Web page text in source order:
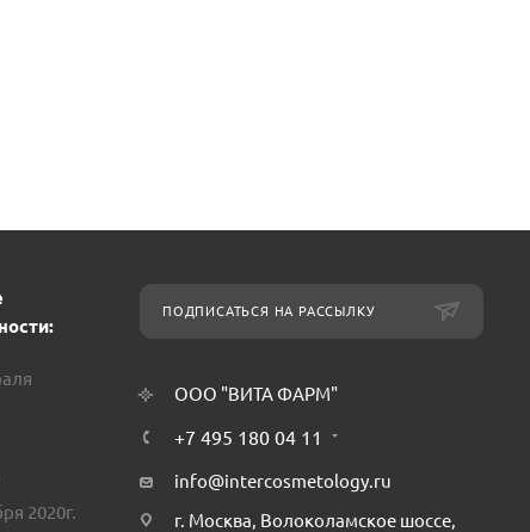
2020г.
ПОДПИСАТЬСЯ НА РАССЫЛКУ
ООО "ВИТА ФАРМ"
+7 495 180 04 11
info@intercosmetology.ru
г. Москва, Волоколамское шоссе,